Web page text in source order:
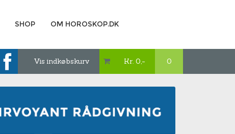
SHOP OM HOROSKOP.DK
Vis indkøbskurv  Kr. 0,- 0